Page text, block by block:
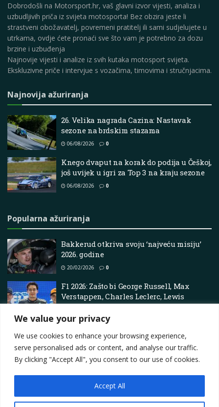
We value your privacy
We use cookies to enhance your browsing experience,
serve personalised ads or content, and analyse our traffic.
By clicking "Accept All", you consent to our use of cookies.
Accept All
Dobrodošli na Motorsport.hr, vaš glavni izvor vijesti, analiza i
uzbudljivih priča iz svijeta motosporta! Bez obzira jeste li
strastveni obožavatelj, povremeni pratitelj ili sami sudjelujete u
utrkama, ovdje ćete pronaći sve što vam je potrebno za dozu
brzine i uzbuđenja
Najnovije vijesti i analize iz svih kutaka motosport svijeta.
Ekskluzivne priče i intervjue s vozačima, timovima i stručnjacima.
Najnovija ažuriranja
26. Velika nagrada Cazina: Nastavak
sezone na brdskim stazama
06/08/2026 0
Knego dvaput na korak do podija u Češkoj,
još uvijek u igri za Top 3 na kraju sezone
06/08/2026 0
Popularna ažuriranja
Bakkerud otkriva svoju ‘najveću misiju’
2026. godine
20/02/2026 0
F1 2026: Zašto bi George Russell, Max
Verstappen, Charles Leclerc, Lewis
Hamilton, Kimi Antonelli, Lando Norris i
Oscar Piastri mogli postati šampioni
Contact
Privacy Policy
Terms Marketing i oglašavanje